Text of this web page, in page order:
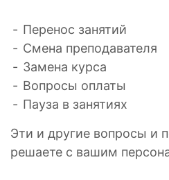
Перенос занятий
Смена преподавателя
Замена курса
Вопросы оплаты
Пауза в занятиях
Эти и другие вопросы и
решаете с вашим